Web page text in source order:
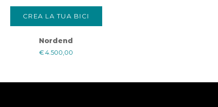
CREA LA TUA BICI
Nordend
€ 4.500,00